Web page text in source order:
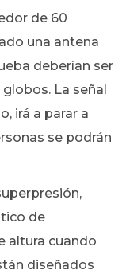
de 60
una antena
deberían ser
La señal
irá a parar a
se podrán
de
altura cuando
diseñados